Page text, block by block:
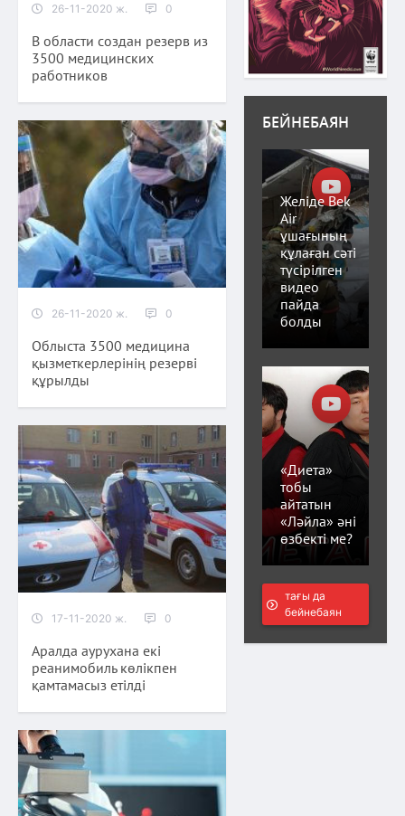
26-11-2020 ж. 0
В области создан резерв из
3500 медицинских
работников
26-11-2020 ж. 0
Облыста 3500 медицина
қызметкерлерінің резерві
құрылды
17-11-2020 ж. 0
Аралда аурухана екі
реанимобиль көлікпен
қамтамасыз етілді
БЕЙНЕБАЯН
Желіде Bek
Air
ұшағының
құлаған сәті
түсірілген
видео
пайда
болды
«Диета»
тобы
айтатын
«Ләйла» әні
өзбекті ме?
тағы да
бейнебаян